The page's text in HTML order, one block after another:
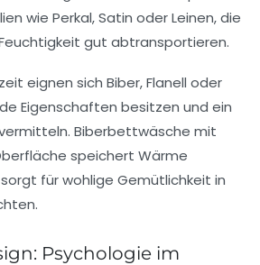
wie Perkal, Satin oder Leinen, die
gut abtransportieren.
eignen sich Biber, Flanell oder
Eigenschaften besitzen und ein
Biberbettwäsche mit
speichert Wärme
für wohlige Gemütlichkeit in
Psychologie im